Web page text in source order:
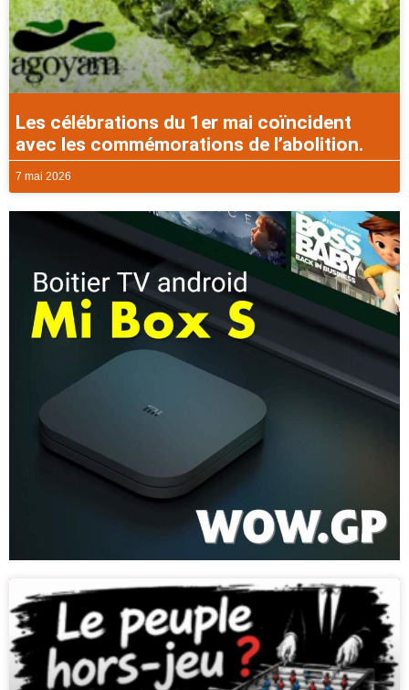
Les célébrations du 1er mai coïncident
avec les commémorations de l’abolition.
7 mai 2026